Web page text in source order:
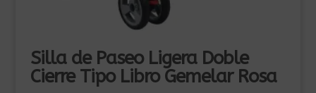
Silla de Paseo Ligera Doble
Cierre Tipo Libro Gemelar Rosa